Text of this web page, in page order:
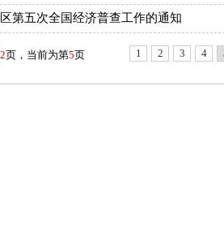
第五次全国经济普查工作的通知
页，当前为第5页 1 2 3 4